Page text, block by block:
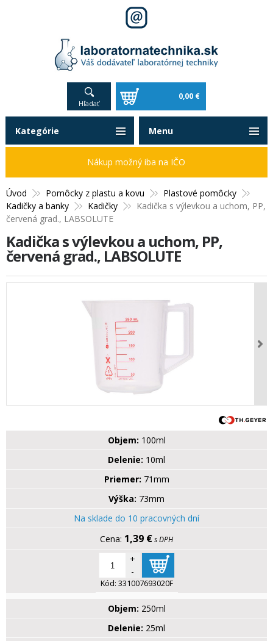
Hľadať
0,00 €
Úvod Pomôcky z plastu a kovu
Plastové pomôcky
Kadičky a banky
Kadičky
Kadička s výlevkou a uchom, PP,
červená grad., LABSOLUTE
Kadička s výlevkou a uchom, PP,
červená grad., LABSOLUTE
Objem: 100ml
Delenie: 10ml
Priemer: 71mm
Výška: 73mm
Na sklade do 10 pracovných dní
1,39 €s DPH
+
-
Kód: 331007693020F
Objem: 250ml
Delenie: 25ml
Kategórie
Nákup možný iba na IČO
Menu